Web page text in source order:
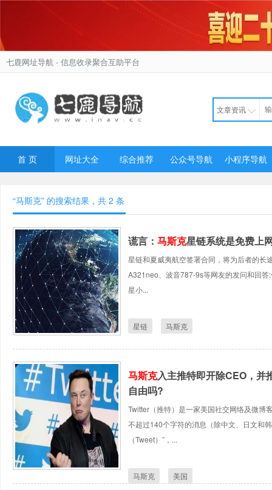
七鹿网址导航 - 信息收录聚合互助平台
文章资讯
首 页 网址大全 综合推荐 公众号导航 小程序导航
“马斯克” 的搜索结果，共 2 条
谎言： 马斯克星链系统是免费上
星链和夏威夷航空签署合同，将为后者的长
A321neo、波音787-9s等网友的发问和回
星小...
星链 马斯克
马斯克入主推特即开除CEO，并
自由吗?
Twitter（推特）是一家美国社交网络及微博
不超过140个字符的消息（除中文、日文和
（Tweet）”，...
马斯克 美国